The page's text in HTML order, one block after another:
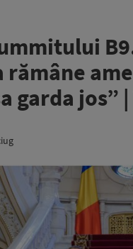
rămâne
garda jos” |